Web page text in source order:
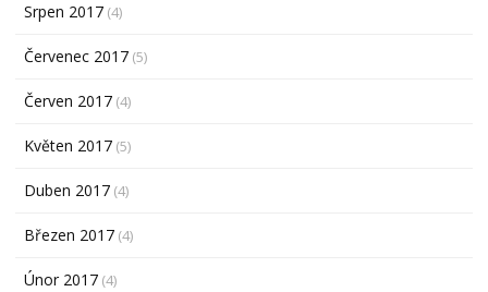
Srpen 2017 (4)
Červenec 2017 (5)
Červen 2017 (4)
Květen 2017 (5)
Duben 2017 (4)
Březen 2017 (4)
Únor 2017 (4)